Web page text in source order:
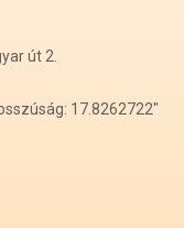
út 2.
17.8262722"